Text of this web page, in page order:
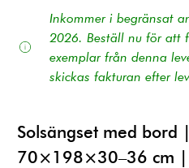
Inkommer i begränsat
2026. Beställ nu för att
exemplar från denna
skickas fakturan efter
Solsängset med bord
70×198×30–36 cm |